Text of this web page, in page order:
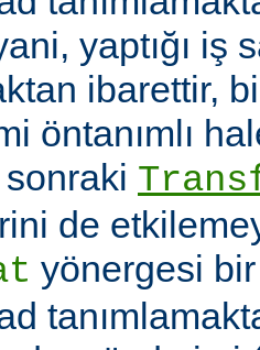
yaptığı iş
ibarettir,
öntanımlı
sonraki
de
yönergesi